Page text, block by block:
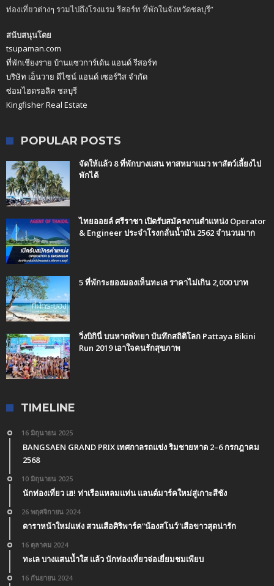
ท่องเที่ยวต่างๆ รวมไปถึงโรงแรม รีสอร์ท ที่พักในจังหวัดชลบุรี”
สนับสนุนโดย
tsupaman.com
ที่พักเชียงราย บ้านแซวการ์เด้น แอนด์ รีสอร์ท
บริษัท เอ็นวาย ดีไซน์ แอนด์ เซอร์วิส จำกัด
ซ่อมไฮดรอลิค ชลบุรี
Kingfisher Real Estate
POPULAR POSTS
จัดให้แล้ว 8 ที่พักบางแสน ทาสหมาแมว พาสัตว์เลี้ยงไป
พักได้
ไทยออยล์ ศรีราชา เปิดรับสมัครงานตำแหน่ง Operator
& Engineer ประจำโรงกลั่นน้ำมัน 2562 จำนวนมาก
5 ที่พักระยองมองเห็นทะเล ราคาไม่เกิน 2,000 บาท
วิ่งบิกินี่ บนหาดพัทยา บันทึกสถิติโลก Pattaya Bikini
Run 2019 เอาใจคนรักสุขภาพ
TIMELINE
16 มิถุนายน 2025
BANGSAEN GRAND PRIX เทศกาลรถแข่ง ริมชายหาด 2–6 กรกฎาคม
2568
10 มิถุนายน 2025
นักท่องเที่ยว เฮ! ท่าเรือแหลมแท่น แลนด์มาร์คใหม่สู่เกาะสีชัง
26 พฤศจิกายน 2024
ดาราหน้าใหม่แห่ง สวนเสือศิริพาร์ค”น้องสโนว์”เสือขาวสุดน่ารัก
16 ตุลาคม 2024
ทะเล บางแสนน้ำใส แล้ว นักท่องเที่ยวจ่อเยี่ยมชมเพียบ
16 กันยายน 2024